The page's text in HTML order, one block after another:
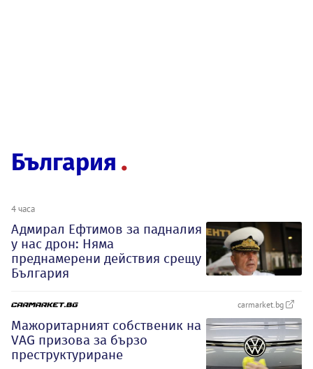
България
4 часа
Адмирал Ефтимов за падналия
у нас дрон: Няма
преднамерени действия срещу
България
carmarket.bg
Мажоритарният собственик на
VAG призова за бързо
преструктуриране